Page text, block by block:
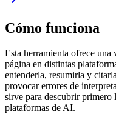
Cómo funciona
Esta herramienta ofrece una
página en distintas
entenderla, resumirla y
provocar errores de
sirve para descubrir primero
plataformas de AI.